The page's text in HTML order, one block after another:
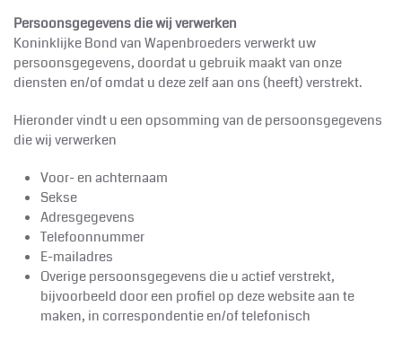
Persoonsgegevens die wij verwerken
KoninklijkeBond van Wapenbroeders verwerkt uw
persoonsgegevens, doordat u gebruik maakt van onze
diensten en/of omdat u deze zelf aan ons (heeft) verstrekt.
Hieronder vindt u een opsomming van de persoonsgegevens
die wij verwerken
Voor- en achternaam
Sekse
Adresgegevens
Telefoonnummer
E-mailadres
Overige persoonsgegevens die u actief verstrekt,
bijvoorbeeld door een profiel op deze website aan te
maken, in correspondentie en/of telefonisch